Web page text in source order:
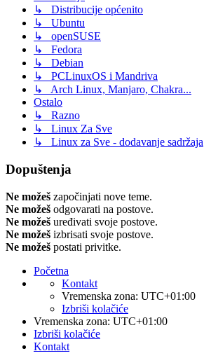
↳ Distribucije općenito
↳ Ubuntu
↳ openSUSE
↳ Fedora
↳ Debian
↳ PCLinuxOS i Mandriva
↳ Arch Linux, Manjaro, Chakra...
Ostalo
↳ Razno
↳ Linux Za Sve
↳ Linux za Sve - dodavanje sadržaja
Dopuštenja
Ne možeš započinjati nove teme.
Ne možeš odgovarati na postove.
Ne možeš uređivati svoje postove.
Ne možeš izbrisati svoje postove.
Ne možeš postati privitke.
Početna
Kontakt
Vremenska zona: UTC+01:00
Izbriši kolačiće
Vremenska zona: UTC+01:00
Izbriši kolačiće
Kontakt